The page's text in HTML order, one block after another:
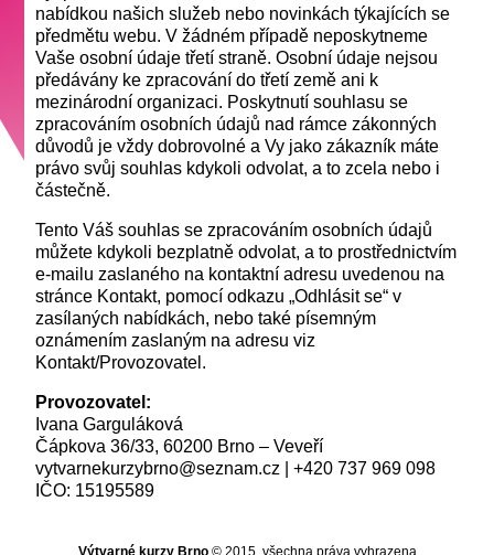
nabídkou našich služeb nebo novinkách týkajících se
předmětu webu. V žádném případě neposkytneme
Vaše osobní údaje třetí straně. Osobní údaje nejsou
předávány ke zpracování do třetí země ani k
mezinárodní organizaci. Poskytnutí souhlasu se
zpracováním osobních údajů nad rámce zákonných
důvodů je vždy dobrovolné a Vy jako zákazník máte
právo svůj souhlas kdykoli odvolat, a to zcela nebo i
částečně.
Tento Váš souhlas se zpracováním osobních údajů
můžete kdykoli bezplatně odvolat, a to prostřednictvím
e-mailu zaslaného na kontaktní adresu uvedenou na
stránce Kontakt, pomocí odkazu „Odhlásit se“ v
zasílaných nabídkách, nebo také písemným
oznámením zaslaným na adresu viz
Kontakt/Provozovatel.
Provozovatel:
Ivana Garguláková
Čápkova 36/33, 60200 Brno – Veveří
vytvarnekurzybrno@seznam.cz | +420 737 969 098
IČO: 15195589
Výtvarné kurzy Brno© 2015, všechna práva vyhrazena